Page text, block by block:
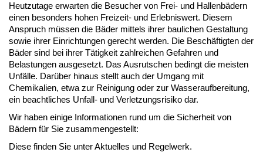
Heutzutage erwarten die Besucher von Frei- und Hallenbädern
einen besonders hohen Freizeit- und Erlebniswert. Diesem
Anspruch müssen die Bäder mittels ihrer baulichen Gestaltung
sowie ihrer Einrichtungen gerecht werden. Die Beschäftigten der
Bäder sind bei ihrer Tätigkeit zahlreichen Gefahren und
Belastungen ausgesetzt. Das Ausrutschen bedingt die meisten
Unfälle. Darüber hinaus stellt auch der Umgang mit
Chemikalien, etwa zur Reinigung oder zur Wasseraufbereitung,
ein beachtliches Unfall- und Verletzungsrisiko dar.
Wir haben einige Informationen rund um die Sicherheit von
Bädern für Sie zusammengestellt:
Diese finden Sie unter Aktuelles und Regelwerk.